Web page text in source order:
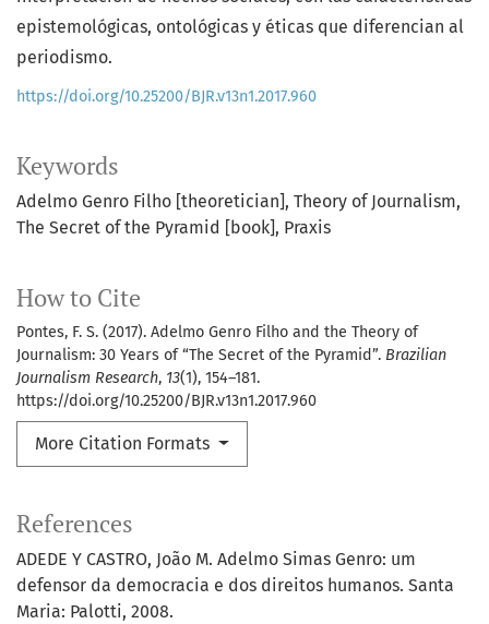
Keywords
Adelmo Genro Filho [theoretician] Theory of Journalism
The Secret of the Pyramid [book] Praxis
How to Cite
Pontes, F. S. (2017). Adelmo Genro Filho and the Theory of
Journalism: 30 Years of “The Secret of the Pyramid”. Brazilian
Journalism Research, 13(1), 154–181.
https://doi.org/10.25200/BJR.v13n1.2017.960
More Citation Formats
epistemológicas, ontológicas y éticas que diferencian al
periodismo.
https://doi.org/10.25200/BJR.v13n1.2017.960
References
ADEDE Y CASTRO, João M. Adelmo Simas Genro: um
defensor da democracia e dos direitos humanos. Santa
Maria: Palotti, 2008.